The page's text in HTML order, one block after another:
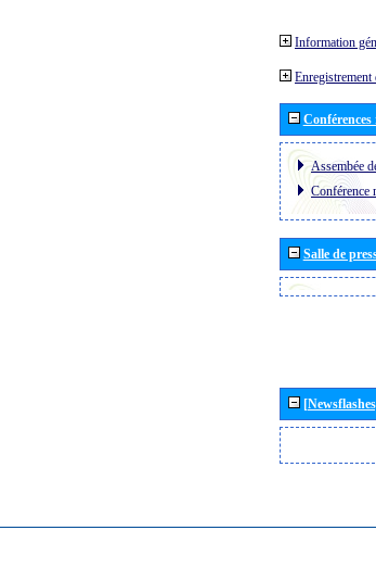
Information
Enregistrement
Conférences
Assembée
Conférence
Salle de